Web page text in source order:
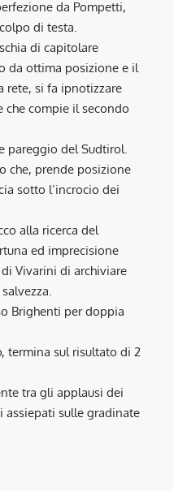
da Pompetti,
di testa.
di capitolare
da ottima posizione e il
rete, si fa ipnotizzare
che compie il secondo
pareggio del Sudtirol.
che, prende posizione
sotto l’incrocio dei
alla ricerca del
ed imprecisione
Vivarini di archiviare
Brighenti per doppia
termina sul risultato di 2
tra gli applausi dei
sulle gradinate